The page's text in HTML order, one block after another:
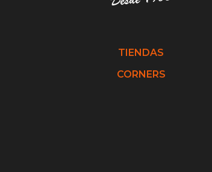
TIENDAS
CORNERS